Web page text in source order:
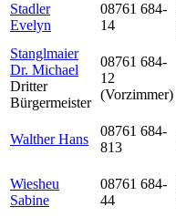
Stadler
Evelyn
08761 684-
14
Stanglmaier
Dr. Michael
Dritter
Bürgermeister
08761 684-
12
(Vorzimmer)
Walther Hans
08761 684-
813
Wiesheu
Sabine
08761 684-
44